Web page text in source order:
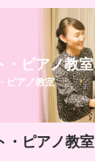
・ピアノ教室
ピアノ教室
・ピアノ教室